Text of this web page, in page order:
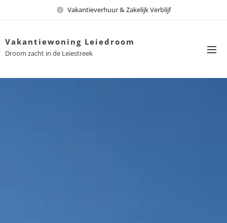
Vakantieverhuur & Zakelijk Verblijf
Vakantiewoning Leiedroom
Droom zacht in de Leiestreek